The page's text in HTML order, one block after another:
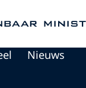
Nieuws